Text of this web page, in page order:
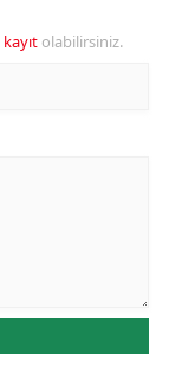
kayıt olabilirsiniz.